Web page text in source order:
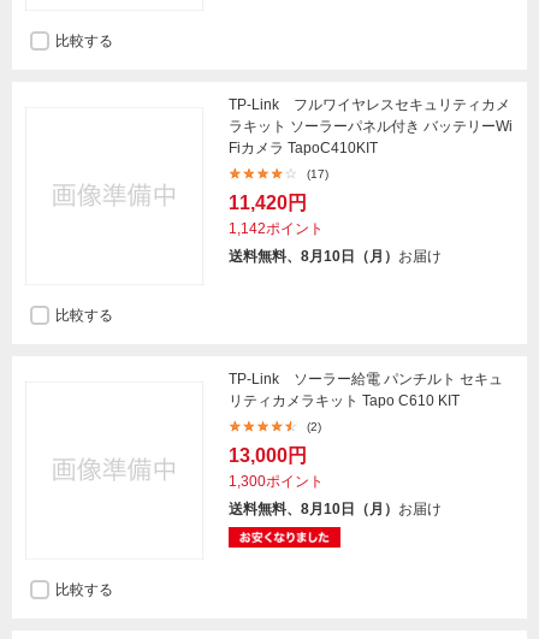
比較する
TP-Link フルワイヤレスセキュリティカメ
ラキット ソーラーパネル付き バッテリーWi
Fiカメラ TapoC410KIT
(17)
11,420円
1,142ポイント
送料無料、8月10日（月） お届け
比較する
TP-Link ソーラー給電 パンチルト セキュ
リティカメラキット Tapo C610 KIT
(2)
13,000円
1,300ポイント
送料無料、8月10日（月） お届け
比較する